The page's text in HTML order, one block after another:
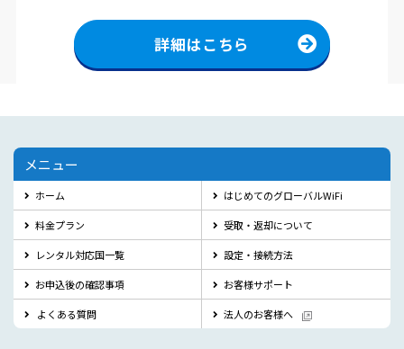
詳細はこちら
メニュー
ホーム はじめてのグローバルWiFi
料金プラン 受取・返却について
レンタル対応国一覧 設定・接続方法
お申込後の確認事項 お客様サポート
よくある質問 法人のお客様へ